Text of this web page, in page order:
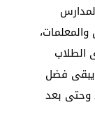
الطلاب
يبقى فضل
وحتى بعد